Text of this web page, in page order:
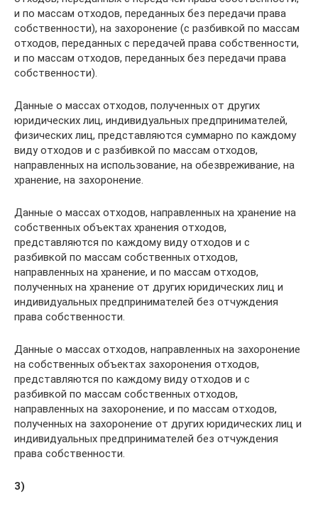
и по массам отходов, переданных без передачи права
собственности), на захоронение (с разбивкой по массам
отходов, переданных с передачей права собственности,
и по массам отходов, переданных без передачи права
собственности).
Данные о массах отходов, полученных от других
юридических лиц, индивидуальных предпринимателей,
физических лиц, представляются суммарно по каждому
виду отходов и с разбивкой по массам отходов,
направленных на использование, на обезвреживание, на
хранение, на захоронение.
Данные о массах отходов, направленных на хранение на
собственных объектах хранения отходов,
представляются по каждому виду отходов и с
разбивкой по массам собственных отходов,
направленных на хранение, и по массам отходов,
полученных на хранение от других юридических лиц и
индивидуальных предпринимателей без отчуждения
права собственности.
Данные о массах отходов, направленных на захоронение
на собственных объектах захоронения отходов,
представляются по каждому виду отходов и с
разбивкой по массам собственных отходов,
направленных на захоронение, и по массам отходов,
полученных на захоронение от других юридических лиц и
индивидуальных предпринимателей без отчуждения
права собственности.
3)